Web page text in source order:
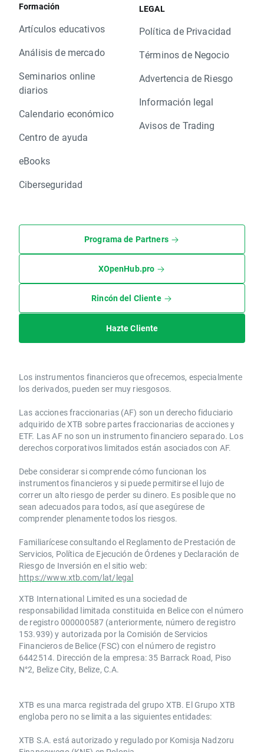
Formación
Artículos educativos
Análisis de mercado
Seminarios online
diarios
Calendario económico
Centro de ayuda
eBooks
Ciberseguridad
LEGAL
Política de Privacidad
Términos de Negocio
Advertencia de Riesgo
Información legal
Avisos de Trading
Programa de Partners
XOpenHub.pro
Rincón del Cliente
Hazte Cliente
Los instrumentos financieros que ofrecemos, especialmente
los derivados, pueden ser muy riesgosos.
Las acciones fraccionarias (AF) son un derecho fiduciario
adquirido de XTB sobre partes fraccionarias de acciones y
ETF. Las AF no son un instrumento financiero separado. Los
derechos corporativos limitados están asociados con AF.
Debe considerar si comprende cómo funcionan los
instrumentos financieros y si puede permitirse el lujo de
correr un alto riesgo de perder su dinero. Es posible que no
sean adecuados para todos, así que asegúrese de
comprender plenamente todos los riesgos.
Familiarícese consultando el Reglamento de Prestación de
Servicios, Política de Ejecución de Órdenes y Declaración de
Riesgo de Inversión en el sitio web:
https://www.xtb.com/lat/legal
XTB International Limited es una sociedad de
responsabilidad limitada constituida en Belice con el número
de registro 000000587 (anteriormente, número de registro
153.939) y autorizada por la Comisión de Servicios
Financieros de Belice (FSC) con el número de registro
6442514. Dirección de la empresa: 35 Barrack Road, Piso
N°2, Belize City, Belize, C.A.
​​XTB es una marca registrada del grupo XTB. El Grupo XTB
engloba pero no se limita a las siguientes entidades:
XTB S.A.​ está autorizado y regulado por Komisja Nadzoru